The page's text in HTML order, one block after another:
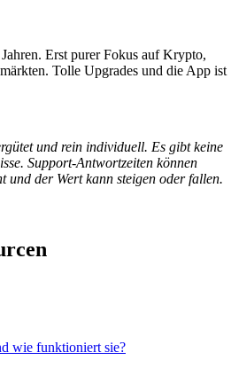
Erst purer Fokus auf Krypto,
Tolle Upgrades und die App ist
und rein individuell. Es gibt keine
Support-Antwortzeiten können
und der Wert kann steigen oder fallen.
wie funktioniert sie?